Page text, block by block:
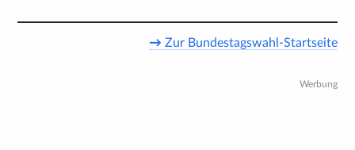
→ Zur Bundestagswahl-Startseite
Werbung